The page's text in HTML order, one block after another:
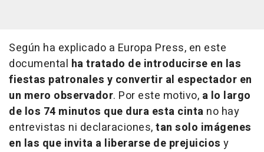
Según ha explicado a Europa Press, en este
documental ha tratado de introducirse en las
fiestas patronales y convertir al espectador en
un mero observador. Por este motivo, a lo largo
de los 74 minutos que dura esta cinta no hay
entrevistas ni declaraciones,tan solo imágenes
en las que invita a liberarse de prejuicios y